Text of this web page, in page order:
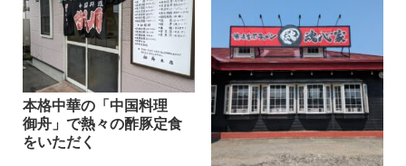
本格中華の「中国料理
御舟」で熱々の酢豚定食
をいただく